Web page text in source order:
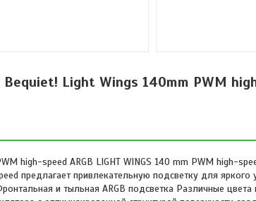
Light Wings 140mm PWM
high-speed ARGB LIGHT WINGS 140 mm PWM high-
привлекательную подсветку для яркого
и тыльная ARGB подсветка Различные